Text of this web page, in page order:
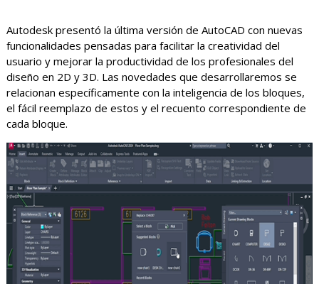
Autodesk presentó la última versión de AutoCAD con nuevas
funcionalidades pensadas para facilitar la creatividad del
usuario y mejorar la productividad de los profesionales del
diseño en 2D y 3D. Las novedades que desarrollaremos se
relacionan específicamente con la inteligencia de los bloques,
el fácil reemplazo de estos y el recuento correspondiente de
cada bloque.